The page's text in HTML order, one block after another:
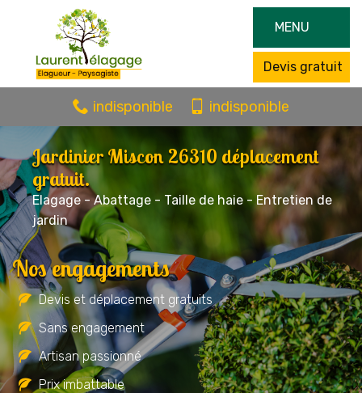
MENU
Devis gratuit
indisponible indisponible
Jardinier Miscon 26310 déplacement
gratuit.
Elagage - Abattage - Taille de haie - Entretien de
jardin
Nos engagements
Devis et déplacement gratuits
Sans engagement
Artisan passionné
Prix imbattable